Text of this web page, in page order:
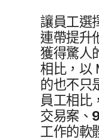
讓​員工​選
連帶​提升​
獲得​驚人​
相比，​以
的​也​不​只
員工​相比
交易案、
工作​的​軟